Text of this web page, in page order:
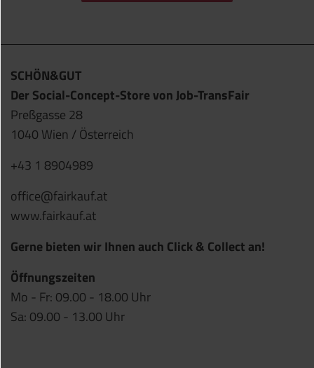
SCHÖN&GUT
Der Social-Concept-Store von Job-TransFair
Preßgasse 28
1040 Wien / Österreich
+43 1 8904989
office@fairkauf.at
www.fairkauf.at
Gerne bieten wir Ihnen auch Click & Collect an!
Öffnungszeiten
Mo - Fr: 09.00 - 18.00 Uhr
Sa: 09.00 - 13.00 Uhr